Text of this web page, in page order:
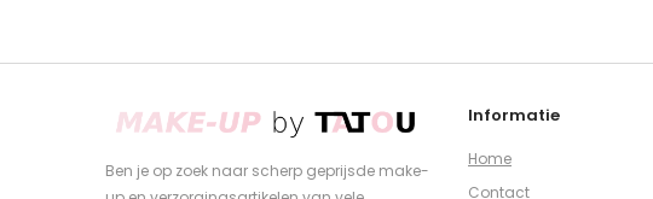
Ben je op zoek naar scherp geprijsde make-
Informatie
Home
Contact